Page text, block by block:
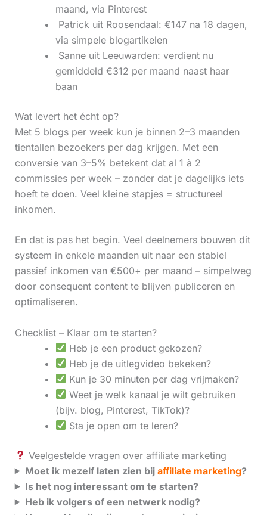
maand, via Pinterest
‍ Patrick uit Roosendaal: €147 na 18 dagen,
via simpele blogartikelen
‍ Sanne uit Leeuwarden: verdient nu
gemiddeld €312 per maand naast haar
baan
Wat levert het écht op?
Met 5 blogs per week kun je binnen 2–3 maanden
tientallen bezoekers per dag krijgen. Met een
conversie van 3–5% betekent dat al 1 à 2
commissies per week – zonder dat je dagelijks iets
hoeft te doen. Veel kleine stapjes = structureel
inkomen.
En dat is pas het begin. Veel deelnemers bouwen dit
systeem in enkele maanden uit naar een stabiel
passief inkomen van €500+ per maand – simpelweg
door consequent content te blijven publiceren en
optimaliseren.
Checklist – Klaar om te starten?
Heb je een product gekozen?
Heb je de uitlegvideo bekeken?
Kun je 30 minuten per dag vrijmaken?
Weet je welk kanaal je wilt gebruiken
(bijv. blog, Pinterest, TikTok)?
Sta je open om te leren?
Veelgestelde vragen over affiliate marketing
Moet ik mezelf laten zien bij affiliate marketing?
Is het nog interessant om te starten?
Heb ik volgers of een netwerk nodig?